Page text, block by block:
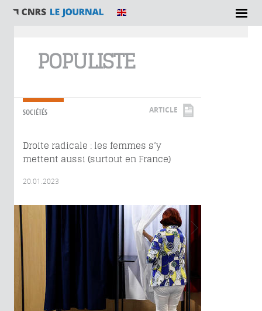
POPULISTE
SOCIÉTÉS ARTICLE
Droite radicale : les femmes s’y
mettent aussi (surtout en France)
20.01.2023